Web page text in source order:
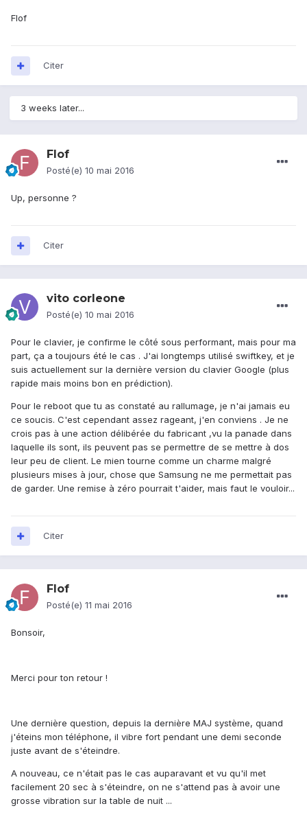
Flof
Citer
3 weeks later...
Flof
Posté(e) 10 mai 2016
Up, personne ?
Citer
vito corleone
Posté(e) 10 mai 2016
Pour le clavier, je confirme le côté sous performant, mais pour ma
part, ça a toujours été le cas . J'ai longtemps utilisé swiftkey, et je
suis actuellement sur la dernière version du clavier Google (plus
rapide mais moins bon en prédiction).
Pour le reboot que tu as constaté au rallumage, je n'ai jamais eu
ce soucis. C'est cependant assez rageant, j'en conviens . Je ne
crois pas à une action délibérée du fabricant ,vu la panade dans
laquelle ils sont, ils peuvent pas se permettre de se mettre à dos
leur peu de client. Le mien tourne comme un charme malgré
plusieurs mises à jour, chose que Samsung ne me permettait pas
de garder. Une remise à zéro pourrait t'aider, mais faut le vouloir...
Citer
Flof
Posté(e) 11 mai 2016
Bonsoir,
Merci pour ton retour !
Une dernière question, depuis la dernière MAJ système, quand
j'éteins mon téléphone, il vibre fort pendant une demi seconde
juste avant de s'éteindre.
A nouveau, ce n'était pas le cas auparavant et vu qu'il met
facilement 20 sec à s'éteindre, on ne s'attend pas à avoir une
grosse vibration sur la table de nuit ...